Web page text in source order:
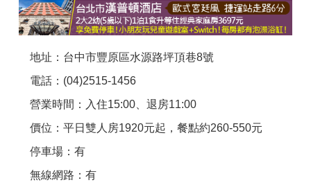
地址：台中市豐原區水源路坪頂巷8號
電話：(04)2515-1456
營業時間：入住15:00、退房11:00
價位：平日雙人房1920元起，餐點約260-550元
停車場：有
無線網路：有